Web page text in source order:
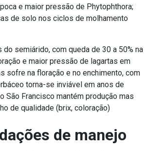
e maior pressão de Phytophthora;
de solo nos ciclos de molhamento
semiárido, com queda de 30 a 50% na
e maior pressão de lagartas em
sofre na floração e no enchimento, com
torna-se inviável em anos de
São Francisco mantém produção mas
de qualidade (brix, coloração)
de manejo